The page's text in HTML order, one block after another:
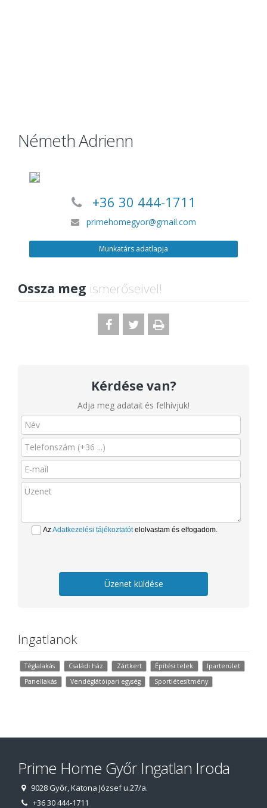
Németh Adrienn
+36 30 444-1711
primehomegyor@gmail.com
Munkatárs adatlapja
Ossza meg ismerőseivel!
Kérdése van?
Adja meg adatait és felhívjuk!
AzAdatkezelési tájékoztatótelolvastam és elfogadom.
Üzenet küldése
Ingatlanok
Téglalakás Családi ház Zártkert Építési telek
Iparterület
Panellakás
Vendéglátóipari egység Sportlétesítmény
Prime Home Győr Ingatlan Iroda
9028 Győr, Katona József u.27/a.
+36 30 444-1711